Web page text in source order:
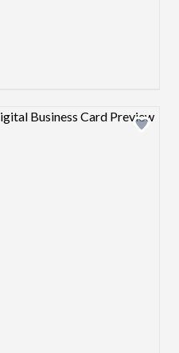
Design preview image